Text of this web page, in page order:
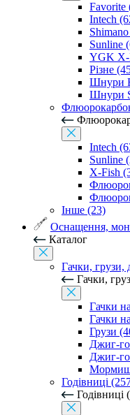
Favorite
Intech
Sunline
YGK X-
Різне
Шнури
Шнури
Intech
Sunline
X-Fish
Інше (23)
Оснащення,
Каталог
Гачки, грузи,
Гачки,
Гачки
Гачки
Грузи
Джиг-
Джиг-
Годівниці
Годівниці